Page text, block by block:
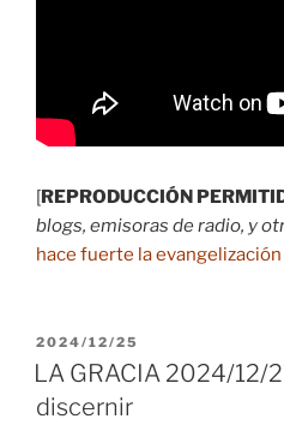
[REPRODUCCIÓN
blogs, emisoras de radio, y
hace fuerte la
PUBLICADO
EL
2024/12/25
LA GRACIA 2024/12/
discernir